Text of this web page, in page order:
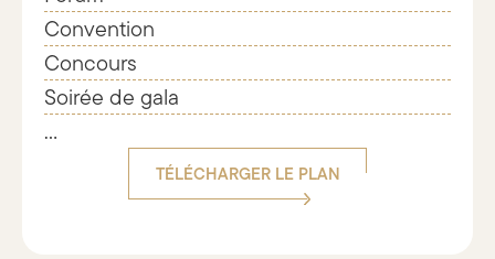
Convention
Concours
Soirée de gala
...
TÉLÉCHARGER LE PLAN